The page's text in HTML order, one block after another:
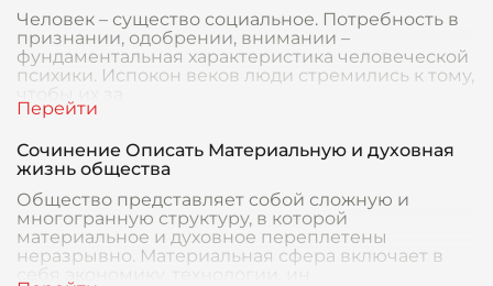
Человек – существо социальное. Потребность в
признании, одобрении, внимании –
фундаментальная характеристика человеческой
психики. Испокон веков люди стремились к тому,
чтобы их за
Сочинение Описать Материальную и духовная
жизнь общества
Общество представляет собой сложную и
многогранную структуру, в которой
материальное и духовное переплетены
неразрывно. Материальная сфера включает в
себя экономику, технологии, ин